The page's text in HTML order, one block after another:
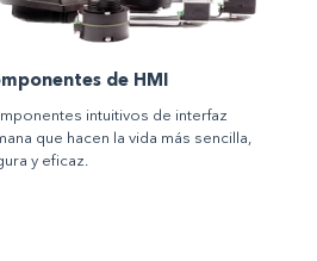
de HMI
intuitivos de interfaz
que hacen la vida más sencilla,
y eficaz.